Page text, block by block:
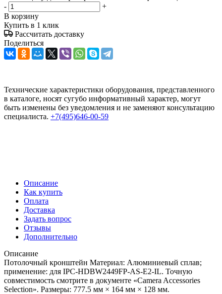
-
+
В корзину
Купить в 1 клик
Рассчитать доставку
Поделиться
Технические характеристики оборудования, представленного
в каталоге, носят сугубо информативный характер, могут
быть изменены без уведомления и не заменяют консультацию
специалиста. +7(495)646-00-59
Описание
Как купить
Оплата
Доставка
Задать вопрос
Отзывы
Дополнительно
Описание
Потолочный кронштейн Материал: Алюминиевый сплав;
применение: для IPC-HDBW2449FP-AS-E2-IL. Точную
совместимость смотрите в документе «Camera Accessories
Selection». Размеры: 777.5 мм × 164 мм × 128 мм.